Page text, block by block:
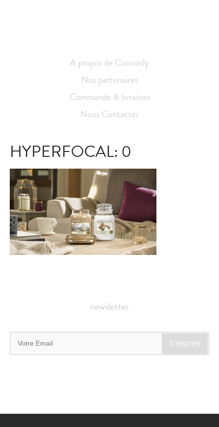
A propos de Cocoonly
Nos partenaires
Commande & livraison
Nous Contacter
HYPERFOCAL: 0
newsletter